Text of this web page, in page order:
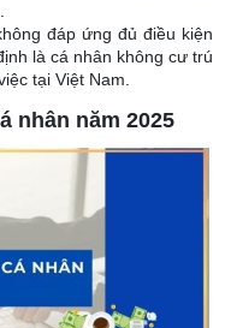
đáp ứng đủ điều kiện
là cá nhân không cư trú
tại Việt Nam.
nhân năm 2025